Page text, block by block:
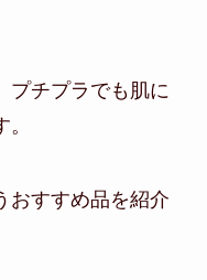
プチプラでも肌に
おすすめ品を紹介